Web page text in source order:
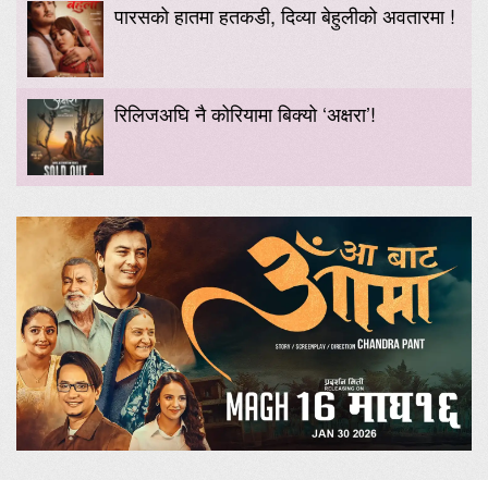
पारसको हातमा हतकडी, दिव्या बेहुलीको अवतारमा !
रिलिजअघि नै कोरियामा बिक्यो ‘अक्षरा’!